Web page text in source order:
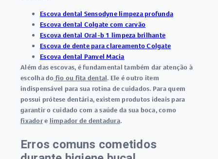
Escova dental Sensodyne limpeza profunda
Escova dental Colgate com carvão
Escova dental Oral-b 1 limpeza brilhante
Escova de dente para clareamento Colgate
Escova dental Panvel Macia
Além das escovas, é fundamental também dar atenção à
escolha do fio ou fita dental. Ele é outro item
indispensável para sua rotina de cuidados. Para quem
possui prótese dentária, existem produtos ideais para
garantir o cuidado com a saúde da sua boca, como
fixadore limpador de dentadura.
Erros comuns cometidos